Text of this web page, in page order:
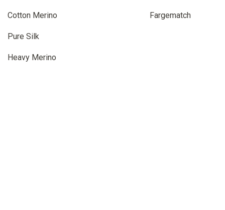
Cotton Merino
Pure Silk
Heavy Merino
Fargematch